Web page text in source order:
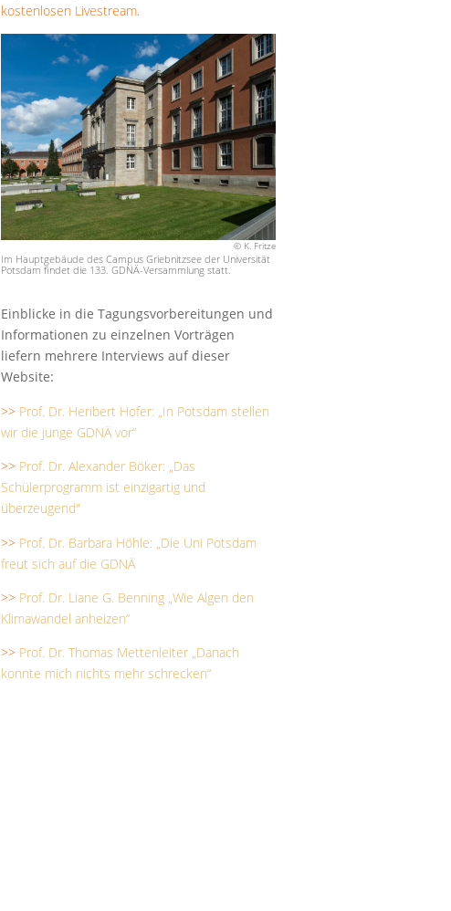
kostenlosen Livestream.
© K. Fritze
Im Hauptgebäude des Campus Griebnitzsee der Universität
Potsdam findet die 133. GDNÄ-Versammlung statt.
Einblicke in die Tagungsvorbereitungen und
Informationen zu einzelnen Vorträgen
liefern mehrere Interviews auf dieser
Website:
>> Prof. Dr. Heribert Hofer: „In Potsdam stellen
wir die junge GDNÄ vor“
>> Prof. Dr. Alexander Böker: „Das
Schülerprogramm ist einzigartig und
überzeugend"
>> Prof. Dr. Barbara Höhle: „Die Uni Potsdam
freut sich auf die GDNÄ
>> Prof. Dr. Liane G. Benning „Wie Algen den
Klimawandel anheizen“
>> Prof. Dr. Thomas Mettenleiter „Danach
konnte mich nichts mehr schrecken“